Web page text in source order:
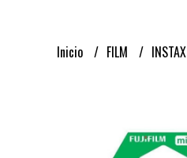
Inicio FILM INSTAX